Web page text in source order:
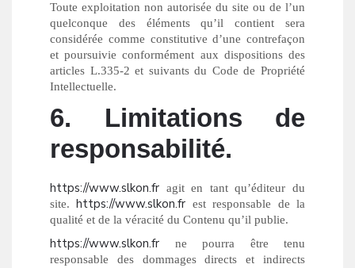
Toute exploitation non autorisée du site ou de l’un
quelconque des éléments qu’il contient sera
considérée comme constitutive d’une contrefaçon
et poursuivie conformément aux dispositions des
articles L.335-2 et suivants du Code de Propriété
Intellectuelle.
6. Limitations de
responsabilité.
https://www.slkon.fr agit en tant qu’éditeur du
site. https://www.slkon.fr est responsable de la
qualité et de la véracité du Contenu qu’il publie.
https://www.slkon.fr ne pourra être tenu
responsable des dommages directs et indirects